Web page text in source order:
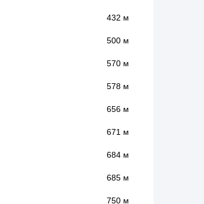
432 м
500 м
570 м
578 м
656 м
671 м
684 м
685 м
750 м